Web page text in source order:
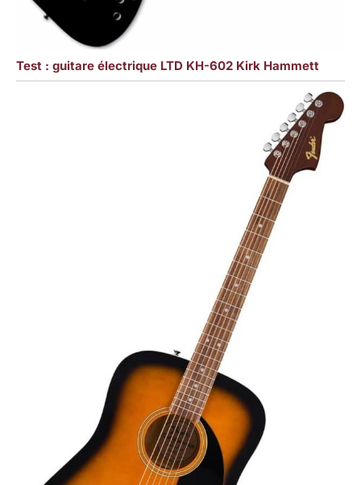
Test : guitare électrique LTD KH-602 Kirk Hammett